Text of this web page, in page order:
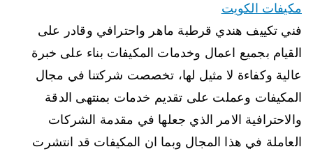
مكيفات الكويت
فني تكييف هندي قرطبة ماهر واحترافي وقادر على
القيام بجميع اعمال وخدمات المكيفات بناء على خبرة
عالية وكفاءة لا مثيل لها، تخصصت شركتنا في مجال
المكيفات وعملت على تقديم خدمات بمنتهى الدقة
والاحترافية الامر الذي جعلها في مقدمة الشركات
العاملة في هذا المجال وبما ان المكيفات قد انتشرت